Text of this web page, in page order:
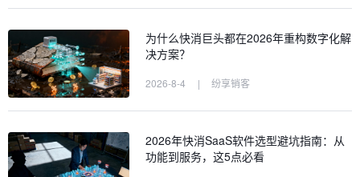
为什么快消巨头都在2026年重构数字化解
决方案？
2026-8-4 | 纷享销客
2026年快消SaaS软件选型避坑指南：从
功能到服务，这5点必看